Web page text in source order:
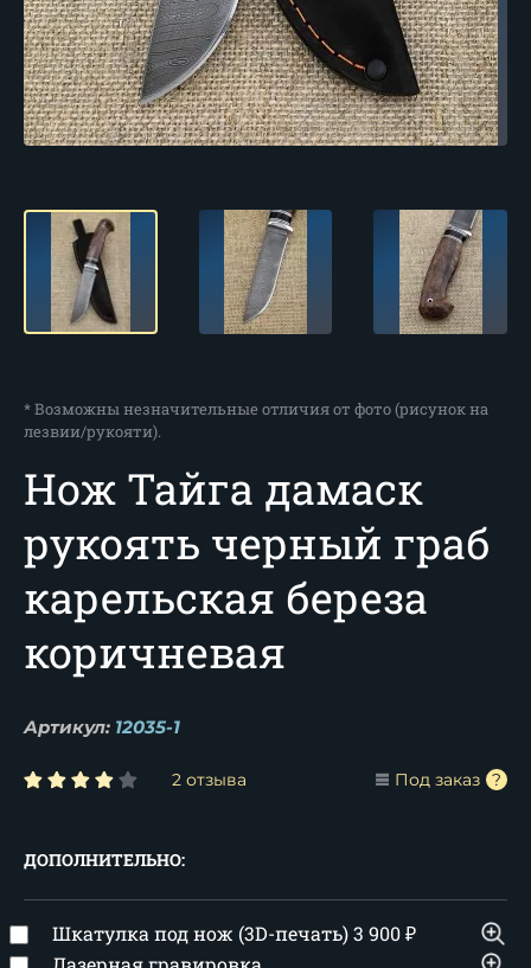
* Возможны незначительные отличия от фото (рисунок на
лезвии/рукояти).
Нож Тайга дамаск
рукоять черный граб
карельская береза
коричневая
Артикул: 12035-1
2 отзыва Под заказ
ДОПОЛНИТЕЛЬНО:
Шкатулка под нож (3D-печать)3 900₽